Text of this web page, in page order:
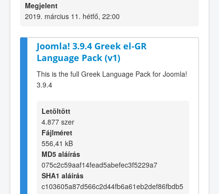
Megjelent
2019. március 11. hétfő, 22:00
Joomla! 3.9.4 Greek el-GR
Language Pack (v1)
This is the full Greek Language Pack for Joomla!
3.9.4
Letöltött
4.877 szer
Fájlméret
556,41 kB
MD5 aláírás
075c2c59aaf14fead5abefec3f5229a7
SHA1 aláírás
c103605a87d566c2d44fb6a61eb2def86fbdb5